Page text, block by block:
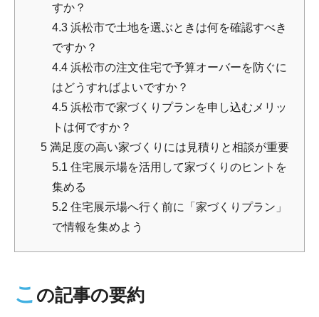
すか？
4.3 浜松市で土地を選ぶときは何を確認すべき
ですか？
4.4 浜松市の注文住宅で予算オーバーを防ぐに
はどうすればよいですか？
4.5 浜松市で家づくりプランを申し込むメリッ
トは何ですか？
5 満足度の高い家づくりには見積りと相談が重要
5.1 住宅展示場を活用して家づくりのヒントを
集める
5.2 住宅展示場へ行く前に「家づくりプラン」
で情報を集めよう
こ の記事の要約